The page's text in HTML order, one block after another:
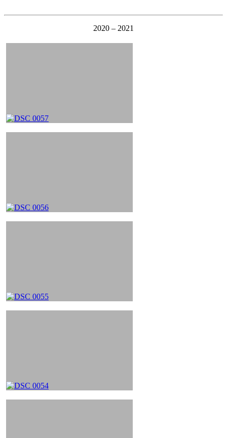
2020 – 2021